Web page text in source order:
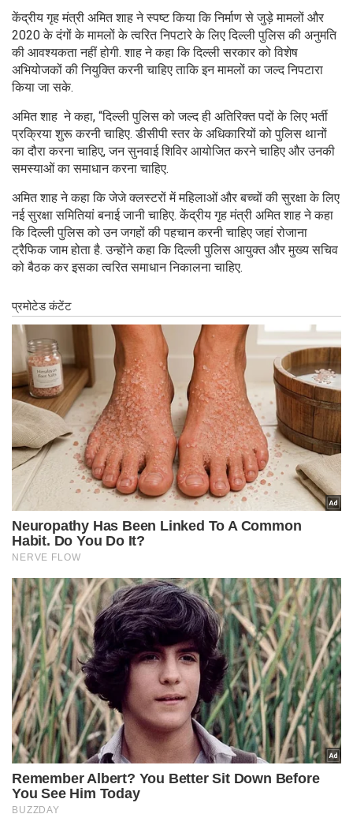
केंद्रीय गृह मंत्री अमित शाह ने स्पष्ट किया कि निर्माण से जुड़े मामलों और
2020 के दंगों के मामलों के त्वरित निपटारे के लिए दिल्ली पुलिस की अनुमति
की आवश्यकता नहीं होगी. शाह ने कहा कि दिल्ली सरकार को विशेष
अभियोजकों की नियुक्ति करनी चाहिए ताकि इन मामलों का जल्द निपटारा
किया जा सके.
अमित शाह ने कहा, “दिल्ली पुलिस को जल्द ही अतिरिक्त पदों के लिए भर्ती
प्रक्रिया शुरू करनी चाहिए. डीसीपी स्तर के अधिकारियों को पुलिस थानों
का दौरा करना चाहिए, जन ​​सुनवाई शिविर आयोजित करने चाहिए और उनकी
समस्याओं का समाधान करना चाहिए.
अमित शाह ने कहा कि जेजे क्लस्टरों में महिलाओं और बच्चों की सुरक्षा के लिए
नई सुरक्षा समितियां बनाई जानी चाहिए. केंद्रीय गृह मंत्री अमित शाह ने कहा
कि दिल्ली पुलिस को उन जगहों की पहचान करनी चाहिए जहां रोजाना
ट्रैफिक जाम होता है. उन्होंने कहा कि दिल्ली पुलिस आयुक्त और मुख्य सचिव
को बैठक कर इसका त्वरित समाधान निकालना चाहिए.